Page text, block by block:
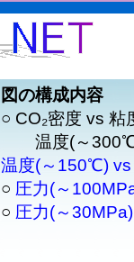
図の構成内容
○ CO₂密度 vs 粘
温度(～
温度(～150℃) vs
○ 圧力(～
○ 圧力(～